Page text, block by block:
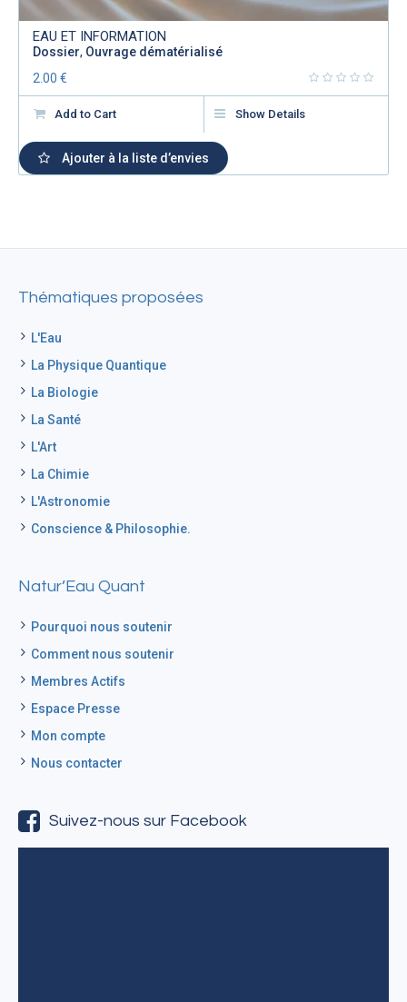
EAU ET INFORMATION
Dossier, Ouvrage dématérialisé
2.00€
Add to Cart Show Details
Ajouter à la liste d’envies
Thématiques proposées
L'Eau
La Physique Quantique
La Biologie
La Santé
L'Art
La Chimie
L'Astronomie
Conscience & Philosophie.
Natur’Eau Quant
Pourquoi nous soutenir
Comment nous soutenir
Membres Actifs
Espace Presse
Mon compte
Nous contacter
Suivez-nous sur Facebook